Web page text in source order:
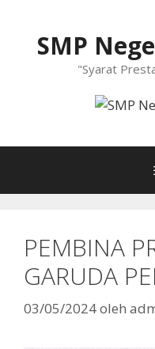
SMP
"Syarat
PEMBINA
GARUDA
03/05/2024oleh